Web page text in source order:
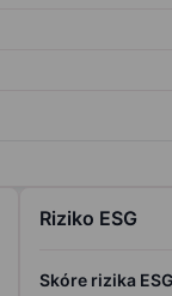
Riziko ESG
Skóre rizika ESG